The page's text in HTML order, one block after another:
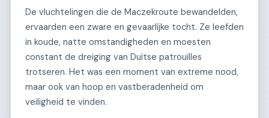
De vluchtelingen die de Maczekroute bewandelden,
ervaarden een zware en gevaarlijke tocht. Ze leefden
in koude, natte omstandigheden en moesten
constant de dreiging van Duitse patrouilles
trotseren. Het was een moment van extreme nood,
maar ook van hoop en vastberadenheid om
veiligheid te vinden.